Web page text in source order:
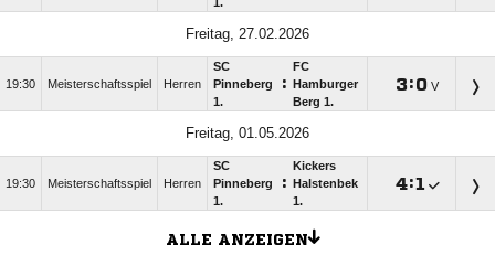
1.
Freitag, 27.02.2026
19:30 Meisterschaftsspiel Herren
SC
Pinneberg
1.
:
FC
Hamburger
Berg 1.
: V
Freitag, 01.05.2026
19:30 Meisterschaftsspiel Herren
SC
Pinneberg
1.
:
Kickers
Halstenbek
1.
:
ALLE ANZEIGEN